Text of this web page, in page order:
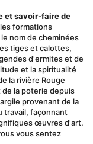
et savoir-faire de
formations
nom de cheminées
tiges et calottes,
d'ermites et de
et la spiritualité
la rivière Rouge
la poterie depuis
provenant de la
travail, façonnant
œuvres d'art.
vous sentez